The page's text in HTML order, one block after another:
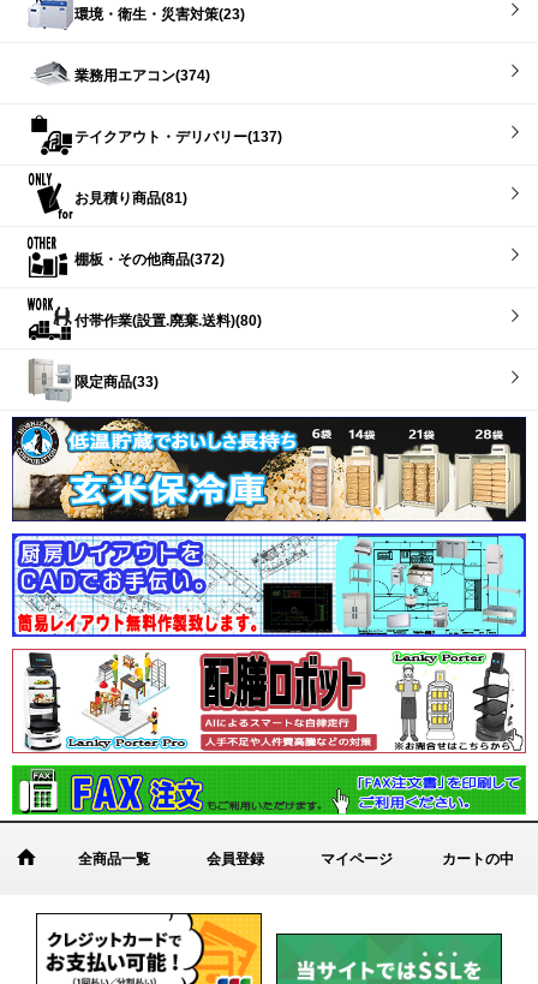
環境・衛生・災害対策(23)
業務用エアコン(374)
テイクアウト・デリバリー(137)
お見積り商品(81)
棚板・その他商品(372)
付帯作業(設置.廃棄.送料)(80)
限定商品(33)
全商品一覧 会員登録 マイページ カートの中